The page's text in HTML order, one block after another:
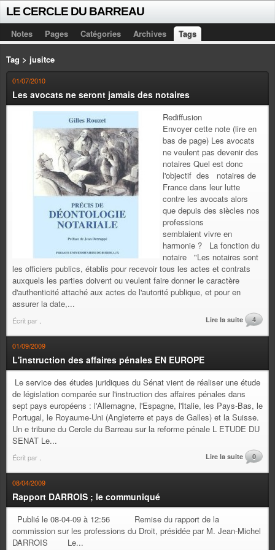
LE CERCLE DU BARREAU
Notes Pages Catégories Archives Tags
Tag > jusitce
01/07/2010
Les avocats ne seront jamais des notaires
Rediffusion
Envoyer cette note (lire en
bas de page) Les avocats
ne veulent pas devenir des
notaires Quel est donc
l'objectif des notaires de
France dans leur lutte
contre les avocats alors
que depuis des siècles nos
professions
semblaient vivre en
harmonie ? La fonction du
notaire "Les notaires sont
les officiers publics, établis pour recevoir tous les actes et contrats
auxquels les parties doivent ou veulent faire donner le caractère
d'authenticité attaché aux actes de l'autorité publique, et pour en
assurer la date,...
Écrit par Lire la suite 4
01/09/2009
L'instruction des affaires pénales EN EUROPE
Le service des études juridiques du Sénat vient de réaliser une étude
de législation comparée sur l'instruction des affaires pénales dans
sept pays européens : l'Allemagne, l'Espagne, l'Italie, les Pays-Bas, le
Portugal, le Royaume-Uni (Angleterre et pays de Galles) et la Suisse.
Un e tribune du Cercle du Barreau sur la reforme pénale L ETUDE DU
SENAT Le...
Écrit par Lire la suite 0
08/04/2009
Rapport DARROIS ; le communiqué
Publié le 08-04-09 à 12:56 Remise du rapport de la
commission sur les professions du Droit, présidée par M. Jean-Michel
DARROIS Le...